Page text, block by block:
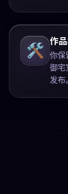
🛠️
作
你保
御宅
发布。